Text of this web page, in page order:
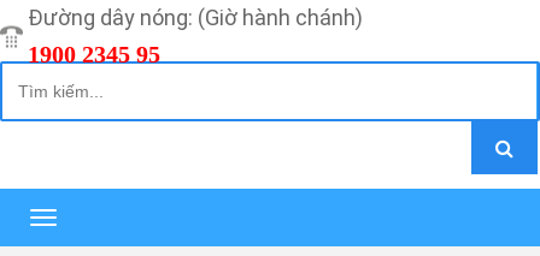
Đường dây nóng: (Giờ hành chánh)
1900 2345 95
Toggle
navigation